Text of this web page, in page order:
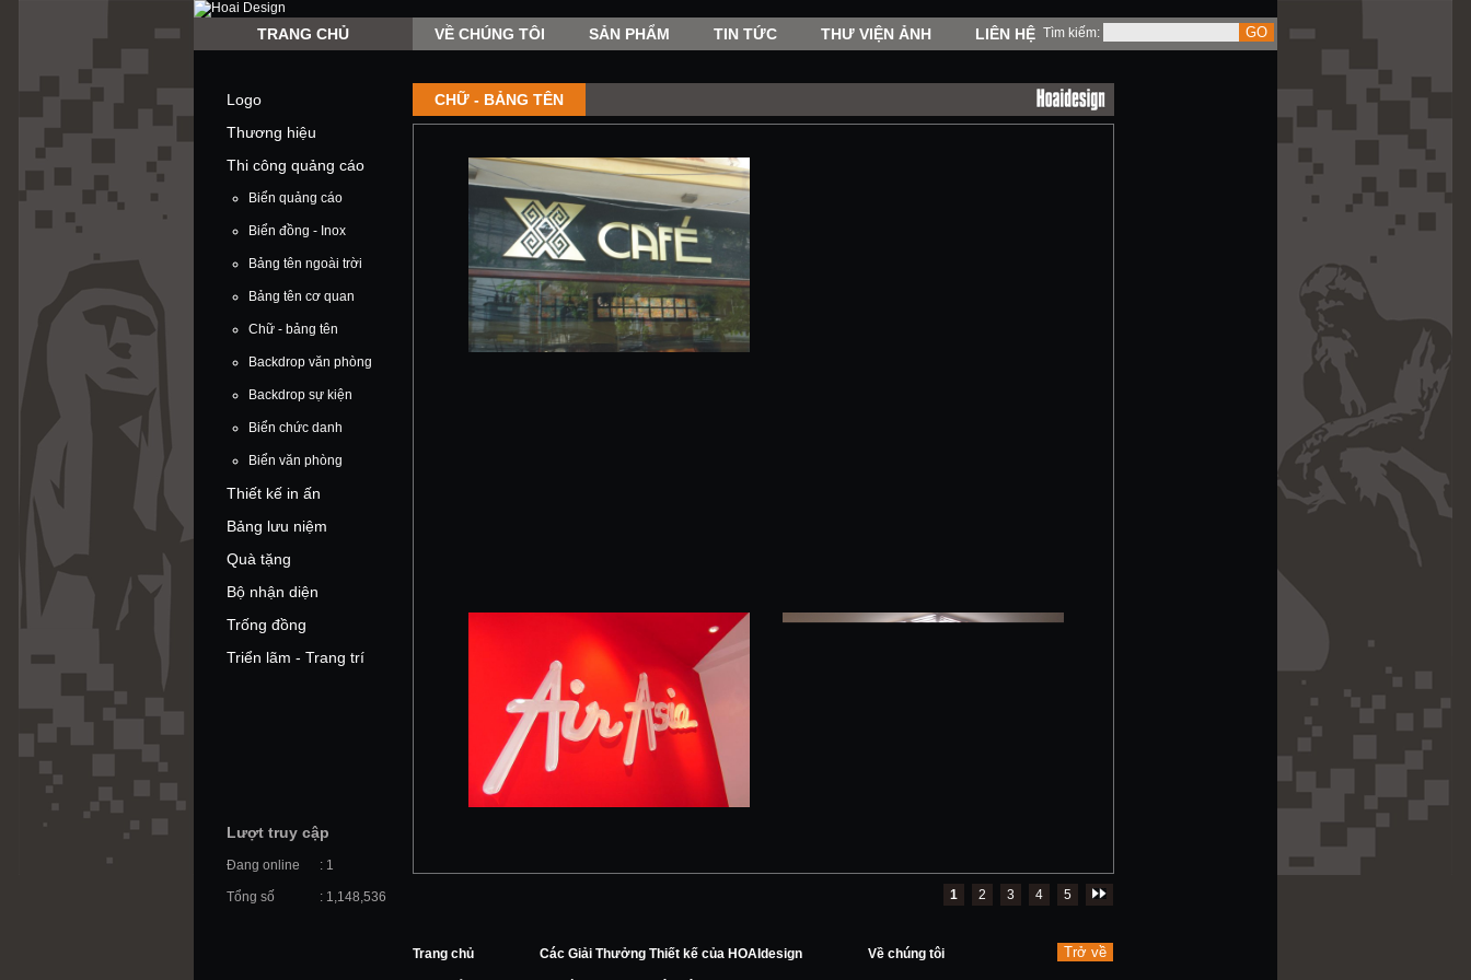
Tìm kiếm:
TRANG CHỦ VỀ CHÚNG TÔI SẢN PHẨM TIN TỨC THƯ VIỆN ẢNH LIÊN HỆ
Logo
Thương hiệu
Thi công quảng cáo
Biển quảng cáo
Biển đồng - Inox
Bảng tên ngoài trời
Bảng tên cơ quan
Chữ - bảng tên
Backdrop văn phòng
Backdrop sự kiện
Biển chức danh
Biển văn phòng
Thiết kế in ấn
Bảng lưu niệm
Quà tặng
Bộ nhận diện
Trống đồng
Triển lãm - Trang trí
Lượt truy cập
Đang online : 1
Tổng số : 1,148,536
CHỮ - BẢNG TÊN
1 2 3 4 5
Trang chủ Các Giải Thưởng Thiết kế của HOAIdesign Về chúng tôi